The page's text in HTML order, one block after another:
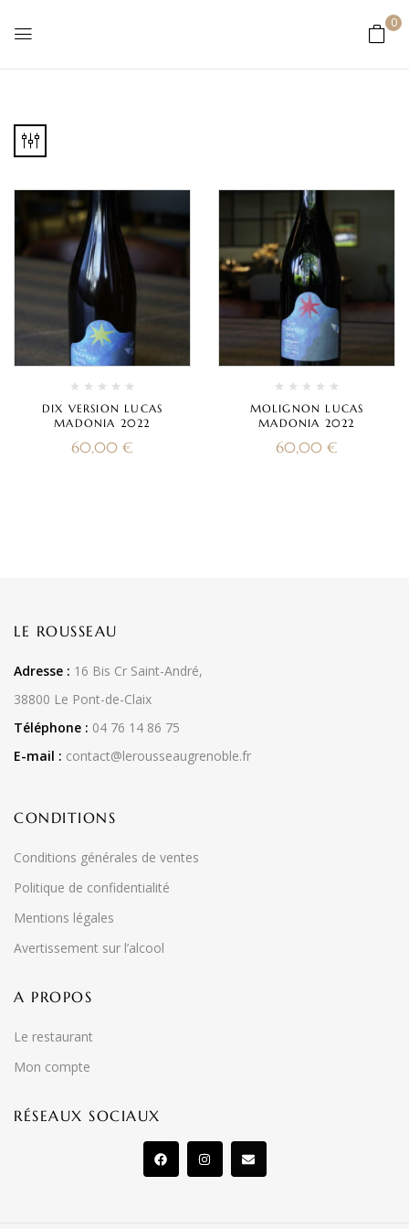
0
DIX VERSION LUCAS
MADONIA 2022
60,00 €
MOLIGNON LUCAS
MADONIA 2022
60,00 €
LE ROUSSEAU
Adresse : 16 Bis Cr Saint-André,
38800 Le Pont-de-Claix
Téléphone : 04 76 14 86 75
E-mail : contact@lerousseaugrenoble.fr
CONDITIONS
Conditions générales de ventes
Politique de confidentialité
Mentions légales
Avertissement sur l’alcool
A PROPOS
Le restaurant
Mon compte
RÉSEAUX SOCIAUX